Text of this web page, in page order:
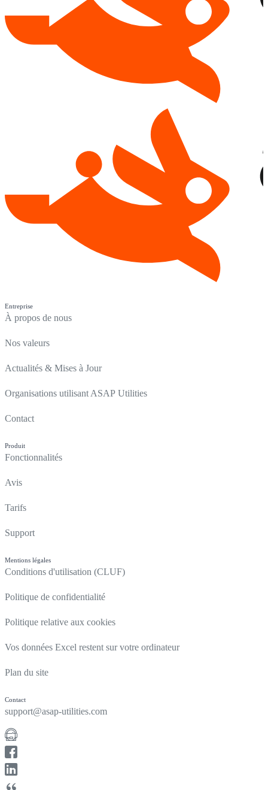
Entreprise
À propos de nous
Nos valeurs
Actualités & Mises à Jour
Organisations utilisant ASAP Utilities
Contact
Produit
Fonctionnalités
Avis
Tarifs
Support
Mentions légales
Conditions d'utilisation (CLUF)
Politique de confidentialité
Politique relative aux cookies
Vos données Excel restent sur votre ordinateur
Plan du site
Contact
support@asap-utilities.com